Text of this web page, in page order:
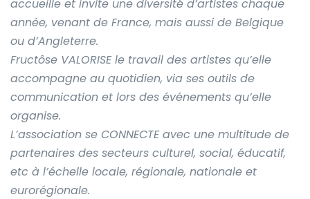
accueille et invite une diversité d’artistes chaque
année, venant de France, mais aussi de Belgique
ou d’Angleterre.
Fructôse VALORISE le travail des artistes qu’elle
accompagne au quotidien, via ses outils de
communication et lors des événements qu’elle
organise.
L’association se CONNECTE avec une multitude de
partenaires des secteurs culturel, social, éducatif,
etc à l’échelle locale, régionale, nationale et
eurorégionale.